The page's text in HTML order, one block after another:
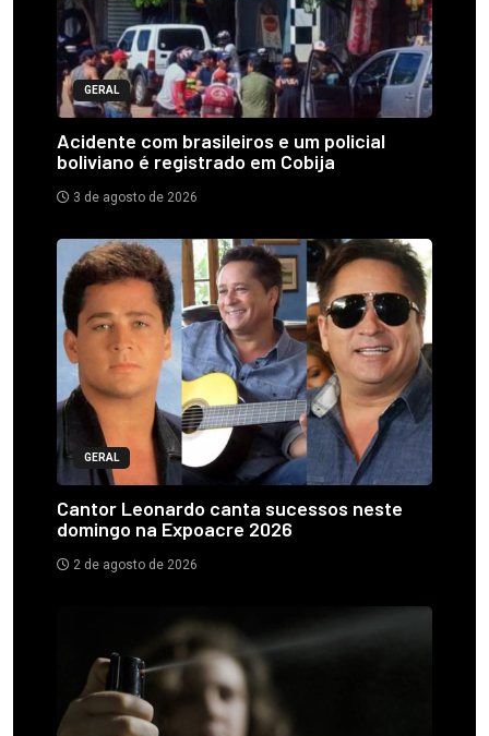
GERAL
Acidente com brasileiros e um policial
boliviano é registrado em Cobija
3 de agosto de 2026
GERAL
Cantor Leonardo canta sucessos neste
domingo na Expoacre 2026
2 de agosto de 2026